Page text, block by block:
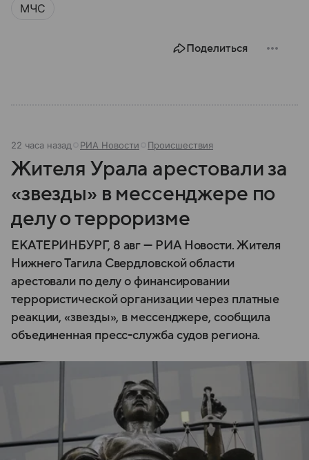
России, какие задачи выполняет министерство, как
МЧС
Поделиться
22 часа назад РИА Новости Происшествия
Жителя Урала арестовали за
«звезды» в мессенджере по
делу о терроризме
ЕКАТЕРИНБУРГ, 8 авг — РИА Новости. Жителя
Нижнего Тагила Свердловской области
арестовали по делу о финансировании
террористической организации через платные
реакции, «звезды», в мессенджере, сообщила
объединенная пресс-служба судов региона.